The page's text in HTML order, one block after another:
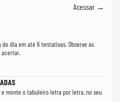
Acessar →
do dia em até 6 tentativas. Observe as
acertar.
monte o tabuleiro letra por letra, no seu